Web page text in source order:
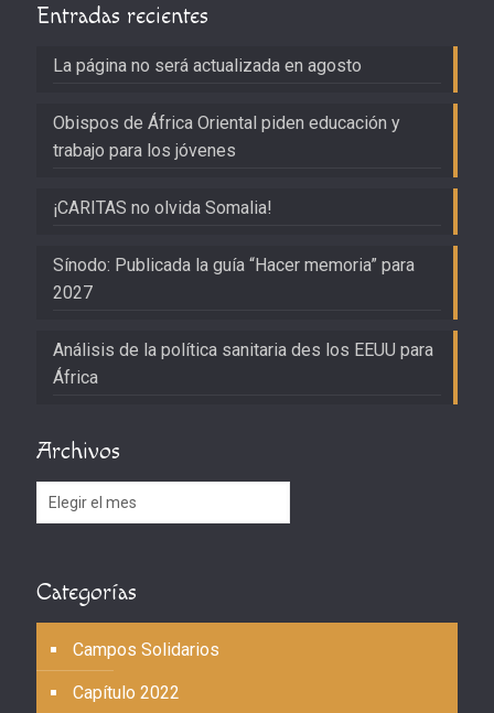
Entradas recientes
La página no será actualizada en agosto
Obispos de África Oriental piden educación y
trabajo para los jóvenes
¡CARITAS no olvida Somalia!
Sínodo: Publicada la guía “Hacer memoria” para
2027
Análisis de la política sanitaria des los EEUU para
África
Archivos
Archivos
Categorías
Campos Solidarios
Capítulo 2022